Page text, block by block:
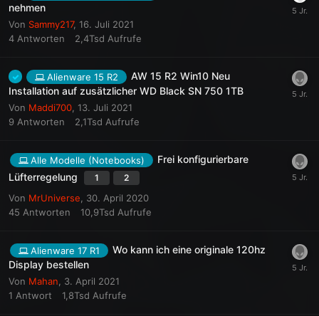
nehmen
Von Sammy217, 16. Juli 2021
4 Antworten 2,4Tsd Aufrufe
Alienware 15 R2
AW 15 R2 Win10 Neu
Installation auf zusätzlicher WD Black SN 750 1TB
Von Maddi700 13. Juli 2021
9 Antworten 2,1Tsd Aufrufe
Alle Modelle (Notebooks)
Frei konfigurierbare
Lüfterregelung
1 2
Von MrUniverse
30. April 2020
45 Antworten 10,9Tsd Aufrufe
Alienware 17 R1
Wo kann ich eine originale 120hz
Display bestellen
Von Mahan, 3. April 2021
1 Antwort 1,8Tsd Aufrufe